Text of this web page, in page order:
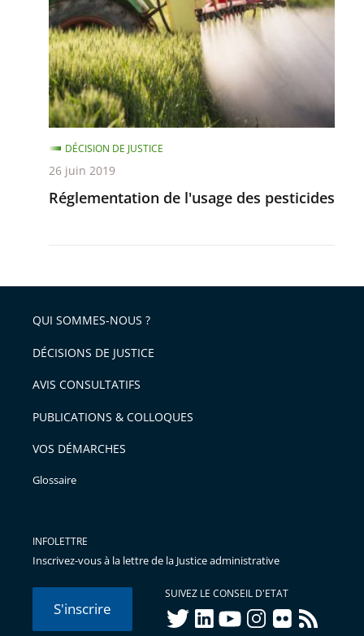
l'usage
des
pesticides
Réglementation de l'usage des pesticides
DÉCISION DE JUSTICE
26 juin 2019
QUI SOMMES-NOUS ?
DÉCISIONS DE JUSTICE
AVIS CONSULTATIFS
PUBLICATIONS & COLLOQUES
VOS DÉMARCHES
Glossaire
INFOLETTRE
Inscrivez-vous à la lettre de la Justice administrative
S'inscrire
SUIVEZ LE CONSEIL D'ETAT
twitterlinkedInyoutubeinstagram
flickr rss